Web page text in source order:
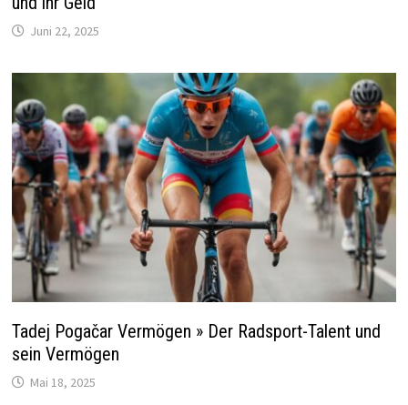
Juni 22, 2025
Tadej Pogačar Vermögen » Der Radsport-Talent und
sein Vermögen
Mai 18, 2025